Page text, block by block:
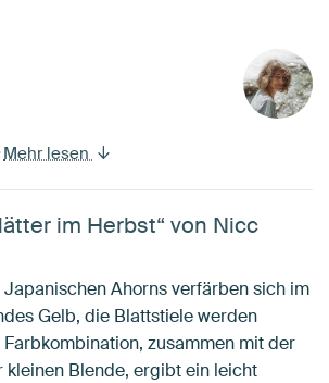
Mehr lesen
im Herbst“ von Nicc
Ahorns verfärben sich im
Gelb, die Blattstiele werden
zusammen mit der
kleinen Blende, ergibt ein leicht